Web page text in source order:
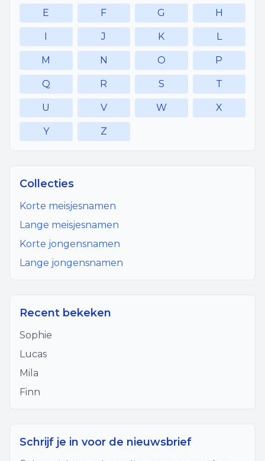
E F G H
I J K L
M N O P
Q R S T
U V W X
Y Z
Collecties
Korte meisjesnamen
Lange meisjesnamen
Korte jongensnamen
Lange jongensnamen
Recent bekeken
Sophie
Lucas
Mila
Finn
Schrijf je in voor de nieuwsbrief